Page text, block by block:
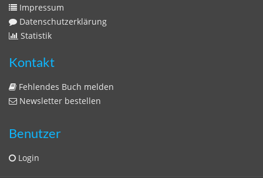
Impressum
Datenschutzerklärung
Statistik
Kontakt
Fehlendes Buch melden
Newsletter bestellen
Benutzer
Login